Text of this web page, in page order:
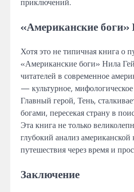
«Американские
Хотя это не типичная книга о
«Американские боги» Нила
читателей в современное
— культурное,
Главный герой, Тень,
богами, пересекая страну в
Эта книга не только
глубокий анализ американской
путешествия через время и
Заключение